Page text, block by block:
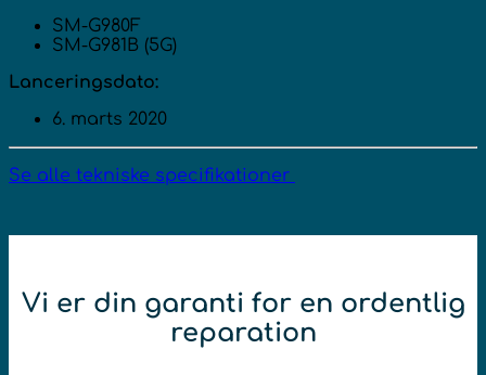
SM-G980F
SM-G981B (5G)
Lanceringsdato:
6. marts 2020
Se alle tekniske specifikationer
Vi er din garanti for en ordentlig
reparation